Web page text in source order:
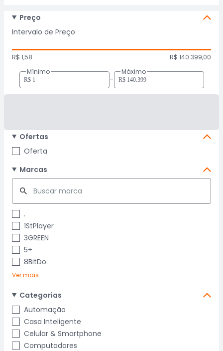
Preço
Intervalo de Preço
R$ 1,58
R$ 140.399,00
Mínimo
-
Máximo
Ofertas
Oferta
Marcas
.
1StPlayer
3GREEN
5+
8BitDo
Ver mais
Categorias
Automação
Casa Inteligente
Celular & Smartphone
Computadores